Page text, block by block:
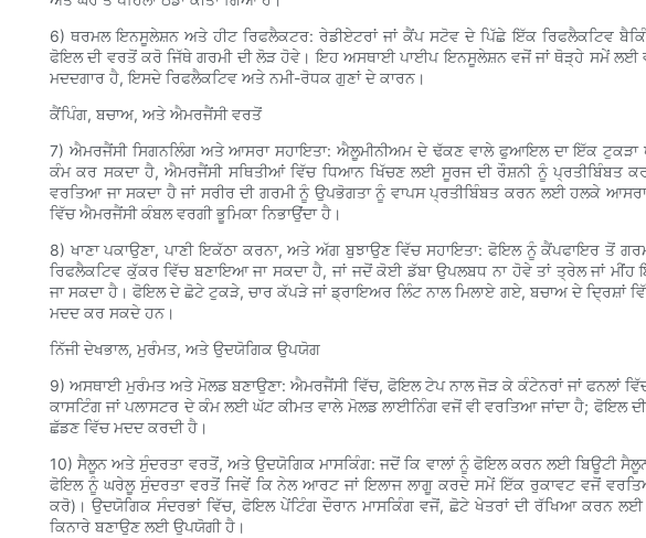
6) ਥਰਮਲ ਇਨਸੂਲੇਸ਼ਨ ਅਤੇ ਹੀਟ ਰਿਫਲੈਕਟਰ: ਰੇਡੀਏਟਰਾਂ ਜਾਂ ਕੈਂਪ ਸਟੋਵ ਦੇ ਪਿੱਛੇ ਇੱਕ ਰਿਫਲੈਕਟਿਵ
ਫੋਇਲ ਦੀ ਵਰਤੋਂ ਕਰੋ ਜਿੱਥੇ ਗਰਮੀ ਦੀ ਲੋੜ ਹੋਵੇ। ਇਹ ਅਸਥਾਈ ਪਾਈਪ ਇਨਸੂਲੇਸ਼ਨ ਵਜੋਂ ਜਾਂ ਥੋੜ੍ਹੇ ਸਮੇਂ
ਮਦਦਗਾਰ ਹੈ, ਇਸਦੇ ਰਿਫਲੈਕਟਿਵ ਅਤੇ ਨਮੀ-ਰੋਧਕ ਗੁਣਾਂ ਦੇ ਕਾਰਨ।
ਕੈਂਪਿੰਗ, ਬਚਾਅ, ਅਤੇ ਐਮਰਜੈਂਸੀ ਵਰਤੋਂ
7) ਐਮਰਜੈਂਸੀ ਸਿਗਨਲਿੰਗ ਅਤੇ ਆਸਰਾ ਸਹਾਇਤਾ: ਐਲੂਮੀਨੀਅਮ ਦੇ ਢੱਕਣ ਵਾਲੇ ਫੁਆਇਲ ਦਾ ਇੱਕ ਟੁਕੜਾ
ਕੰਮ ਕਰ ਸਕਦਾ ਹੈ, ਐਮਰਜੈਂਸੀ ਸਥਿਤੀਆਂ ਵਿੱਚ ਧਿਆਨ ਖਿੱਚਣ ਲਈ ਸੂਰਜ ਦੀ ਰੌਸ਼ਨੀ ਨੂੰ ਪ੍ਰਤੀਬਿੰਬਤ
ਵਰਤਿਆ ਜਾ ਸਕਦਾ ਹੈ ਜਾਂ ਸਰੀਰ ਦੀ ਗਰਮੀ ਨੂੰ ਉਪਭੋਗਤਾ ਨੂੰ ਵਾਪਸ ਪ੍ਰਤੀਬਿੰਬਤ ਕਰਨ ਲਈ ਹਲਕੇ
ਵਿੱਚ ਐਮਰਜੈਂਸੀ ਕੰਬਲ ਵਰਗੀ ਭੂਮਿਕਾ ਨਿਭਾਉਂਦਾ ਹੈ।
8) ਖਾਣਾ ਪਕਾਉਣਾ, ਪਾਣੀ ਇਕੱਠਾ ਕਰਨਾ, ਅਤੇ ਅੱਗ ਬੁਝਾਉਣ ਵਿੱਚ ਸਹਾਇਤਾ: ਫੋਇਲ ਨੂੰ ਕੈਂਪਫਾਇਰ ਤੋਂ
ਰਿਫਲੈਕਟਿਵ ਕੁੱਕਰ ਵਿੱਚ ਬਣਾਇਆ ਜਾ ਸਕਦਾ ਹੈ, ਜਾਂ ਜਦੋਂ ਕੋਈ ਡੱਬਾ ਉਪਲਬਧ ਨਾ ਹੋਵੇ ਤਾਂ ਤ੍ਰੇਲ ਜਾਂ
ਜਾ ਸਕਦਾ ਹੈ। ਫੋਇਲ ਦੇ ਛੋਟੇ ਟੁਕੜੇ, ਚਾਰ ਕੱਪੜੇ ਜਾਂ ਡ੍ਰਾਇਅਰ ਲਿੰਟ ਨਾਲ ਮਿਲਾਏ ਗਏ, ਬਚਾਅ ਦੇ
ਮਦਦ ਕਰ ਸਕਦੇ ਹਨ।
ਨਿੱਜੀ ਦੇਖਭਾਲ, ਮੁਰੰਮਤ, ਅਤੇ ਉਦਯੋਗਿਕ ਉਪਯੋਗ
9) ਅਸਥਾਈ ਮੁਰੰਮਤ ਅਤੇ ਮੋਲਡ ਬਣਾਉਣਾ: ਐਮਰਜੈਂਸੀ ਵਿੱਚ, ਫੋਇਲ ਟੇਪ ਨਾਲ ਜੋੜ ਕੇ ਕੰਟੇਨਰਾਂ ਜਾਂ ਫਨਲਾਂ
ਕਾਸਟਿੰਗ ਜਾਂ ਪਲਾਸਟਰ ਦੇ ਕੰਮ ਲਈ ਘੱਟ ਕੀਮਤ ਵਾਲੇ ਮੋਲਡ ਲਾਈਨਿੰਗ ਵਜੋਂ ਵੀ ਵਰਤਿਆ ਜਾਂਦਾ ਹੈ; ਫੋਇਲ
ਛੱਡਣ ਵਿੱਚ ਮਦਦ ਕਰਦੀ ਹੈ।
10) ਸੈਲੂਨ ਅਤੇ ਸੁੰਦਰਤਾ ਵਰਤੋਂ, ਅਤੇ ਉਦਯੋਗਿਕ ਮਾਸਕਿੰਗ: ਜਦੋਂ ਕਿ ਵਾਲਾਂ ਨੂੰ ਫੋਇਲ ਕਰਨ ਲਈ ਬਿਊਟੀ
ਫੋਇਲ ਨੂੰ ਘਰੇਲੂ ਸੁੰਦਰਤਾ ਵਰਤੋਂ ਜਿਵੇਂ ਕਿ ਨੇਲ ਆਰਟ ਜਾਂ ਇਲਾਜ ਲਾਗੂ ਕਰਦੇ ਸਮੇਂ ਇੱਕ ਰੁਕਾਵਟ ਵਜੋਂ
ਕਰੋ)। ਉਦਯੋਗਿਕ ਸੰਦਰਭਾਂ ਵਿੱਚ, ਫੋਇਲ ਪੇਂਟਿੰਗ ਦੌਰਾਨ ਮਾਸਕਿੰਗ ਵਜੋਂ, ਛੋਟੇ ਖੇਤਰਾਂ ਦੀ ਰੱਖਿਆ ਕਰਨ
ਕਿਨਾਰੇ ਬਣਾਉਣ ਲਈ ਉਪਯੋਗੀ ਹੈ।